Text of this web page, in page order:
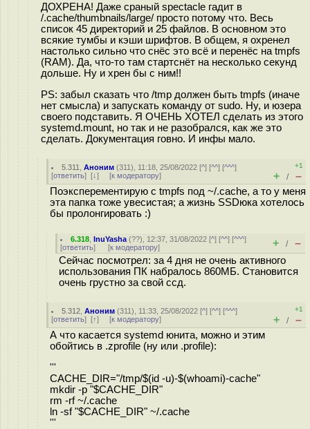
ДОХРЕНА! Даже сраный spectacle гадит в
/.cache/thumbnails/large/ просто потому что. Весь
список 45 директорий и 25 файлов. В основном это
всякие тумбы и кэши шрифтов. В общем, я охренел
настолько сильно что снёс это всё и перенёс на tmpfs
(RAM). Да, что-то там стартснёт на несколько секунд
дольше. Ну и хрен бы с ним!!
PS: забыл сказать что /tmp должен быть tmpfs (иначе
нет смысла) и запускать команду от sudo. Ну, и юзера
своего подставить. Я ОЧЕНЬ ХОТЕЛ сделать из этого
systemd.mount, но так и не разобрался, как же это
сделать. Документация говно. И инфы мало.
5.311 ,Аноним (311), 11:18, 25/08/2022 [^] [^^] [^^^]
[ответить] [↓] [к модератору]
+1
+ / –
Поэксперементирую с tmpfs под ~/.cache, а то у меня
эта папка тоже увесистая; а жизнь SSDюка хотелось
бы пролонгировать :)
6.318 ,InuYasha (??), 12:37, 31/08/2022 [^] [^^] [^^^]
[ответить] [к модератору] + / –
Сейчас посмотрел: за 4 дня не очень активного
использования ПК набралось 860МБ. Становится
очень грустно за свой ссд.
5.312 ,Аноним (311), 11:33, 25/08/2022 [^] [^^] [^^^]
[ответить] [↑] [к модератору]
+1
+ / –
А что касается systemd юнита, можно и этим
обойтись в .zprofile (ну или .profile):
'''
CACHE_DIR="/tmp/$(id -u)-$(whoami)-cache"
mkdir -p "$CACHE_DIR"
rm -rf ~/.cache
ln -sf "$CACHE_DIR" ~/.cache
'''